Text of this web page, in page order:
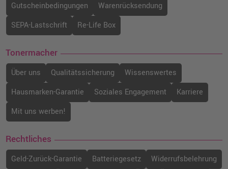
Gutscheinbedingungen
Warenrücksendung
SEPA-Lastschrift
Re-Life Box
Tonermacher
Über uns Qualitätssicherung
Wissenswertes
Hausmarken-Garantie
Soziales Engagement
Karriere
Mit uns werben!
Rechtliches
Geld-Zurück-Garantie Batteriegesetz
Widerrufsbelehrung